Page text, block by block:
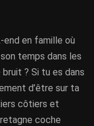
en famille où
temps dans les
? Si tu es dans
d’être sur ta
côtiers et
coche